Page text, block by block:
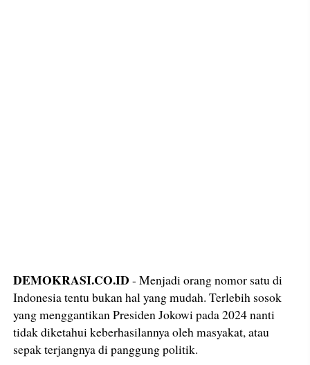
DEMOKRASI.CO.ID - Menjadi orang nomor satu di
Indonesia tentu bukan hal yang mudah. Terlebih sosok
yang menggantikan Presiden Jokowi pada 2024 nanti
tidak diketahui keberhasilannya oleh masyakat, atau
sepak terjangnya di panggung politik.